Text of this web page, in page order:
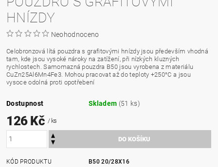
HNÍZDY
Neohodnoceno
Celobronzová lítá pouzdra s grafitovými hnízdy jsou především vhodná
tam, kde jsou vysoké nároky na zatížení, při nízkých kluzných
rychlostech. Samomazná pouzdra B50 jsou vyrobena z materiálu
CuZn25Al6Mn4Fe3. Mohou pracovat až do teploty +250°C a jsou
vysoce odolná proti opotřebení
Dostupnost Skladem (51 ks)
126 Kč / ks
KÓD PRODUKTU
B50 20/28X16